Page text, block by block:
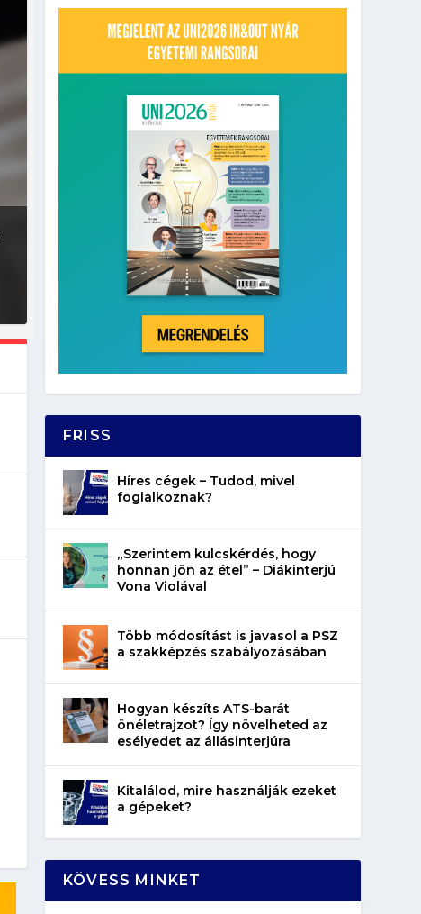
FRISS
Híres cégek – Tudod, mivel
foglalkoznak?
„Szerintem kulcskérdés, hogy
honnan jön az étel” – Diákinterjú
Vona Violával
Több módosítást is javasol a PSZ
a szakképzés szabályozásában
Hogyan készíts ATS-barát
önéletrajzot? Így növelheted az
esélyedet az állásinterjúra
Kitalálod, mire használják ezeket
a gépeket?
KÖVESS MINKET